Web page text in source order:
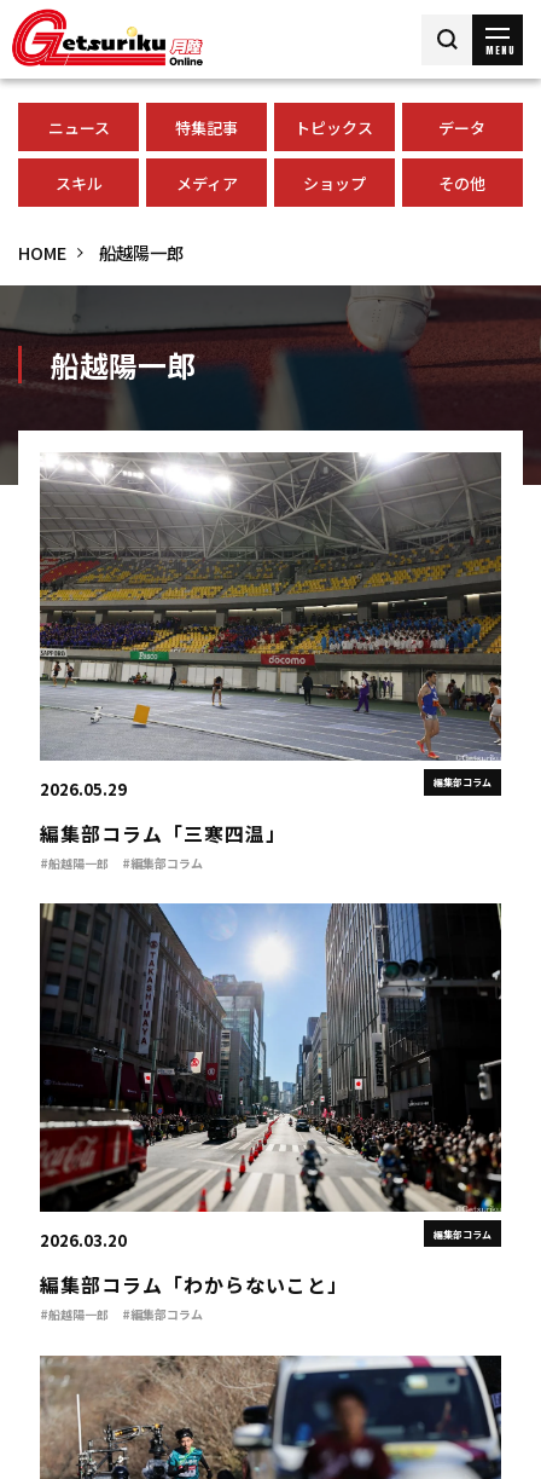
MENU
ニュース 特集記事 トピックス データ
スキル メディア ショップ その他
HOME 船越陽一郎
船越陽一郎
編集部コラム
2026.05.29
編集部コラム「三寒四温」
#船越陽一郎 #編集部コラム
編集部コラム
2026.03.20
編集部コラム「わからないこと」
#船越陽一郎 #編集部コラム